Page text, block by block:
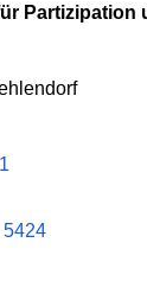
Partizipation
5424